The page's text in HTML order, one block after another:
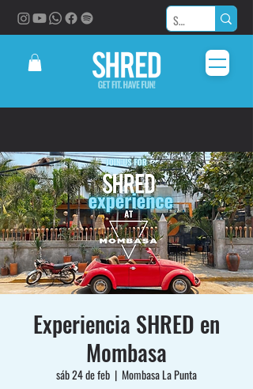
Experiencia SHRED en
Mombasa
sáb 24 de feb
  |
Mombasa La Punta